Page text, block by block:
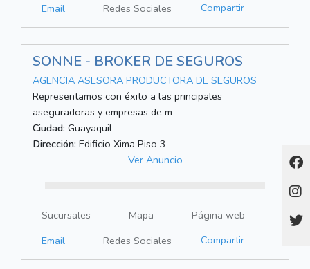
Email
Redes Sociales Compartir
SONNE - BROKER DE SEGUROS
AGENCIA ASESORA PRODUCTORA DE SEGUROS
Representamos con éxito a las principales
aseguradoras y empresas de m
Ciudad: Guayaquil
Dirección: Edificio Xima Piso 3
Ver Anuncio
Sucursales Mapa
Página web
Email
Redes Sociales Compartir